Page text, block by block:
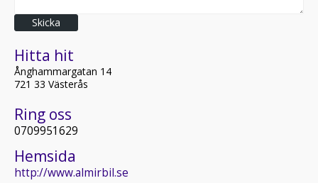
Skicka
Hitta hit
Ånghammargatan 14
721 33 Västerås
Ring oss
0709951629
Hemsida
http://www.almirbil.se